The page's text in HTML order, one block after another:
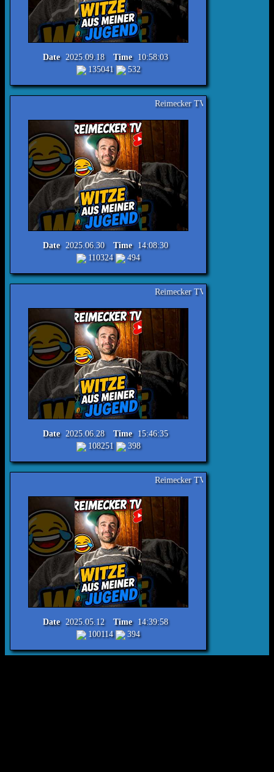
Date 2025.09.18 Time 10:58:03
135041
532
Reimecker TV - Witze aus meiner Jugend Nr.413
Date 2025.06.30 Time 14:08:30
110324
494
Reimecker TV - Witze aus meiner Jugend Nr.412
Date 2025.06.28 Time 15:46:35
108251
398
Reimecker TV - Witze aus meiner Jugend Nr.363
Date 2025.05.12 Time 14:39:58
100114
394